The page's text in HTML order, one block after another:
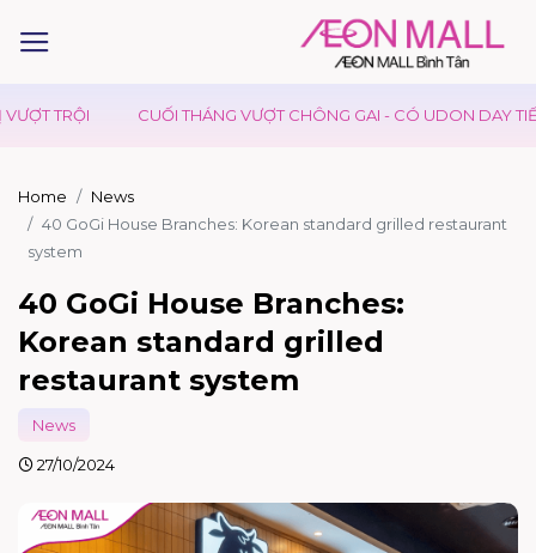
CUỐI THÁNG VƯỢT CHÔNG GAI - CÓ UDON DAY TIẾP SỨC
Home
News
40 GoGi House Branches: Korean standard grilled restaurant
system
40 GoGi House Branches:
Korean standard grilled
restaurant system
News
27/10/2024